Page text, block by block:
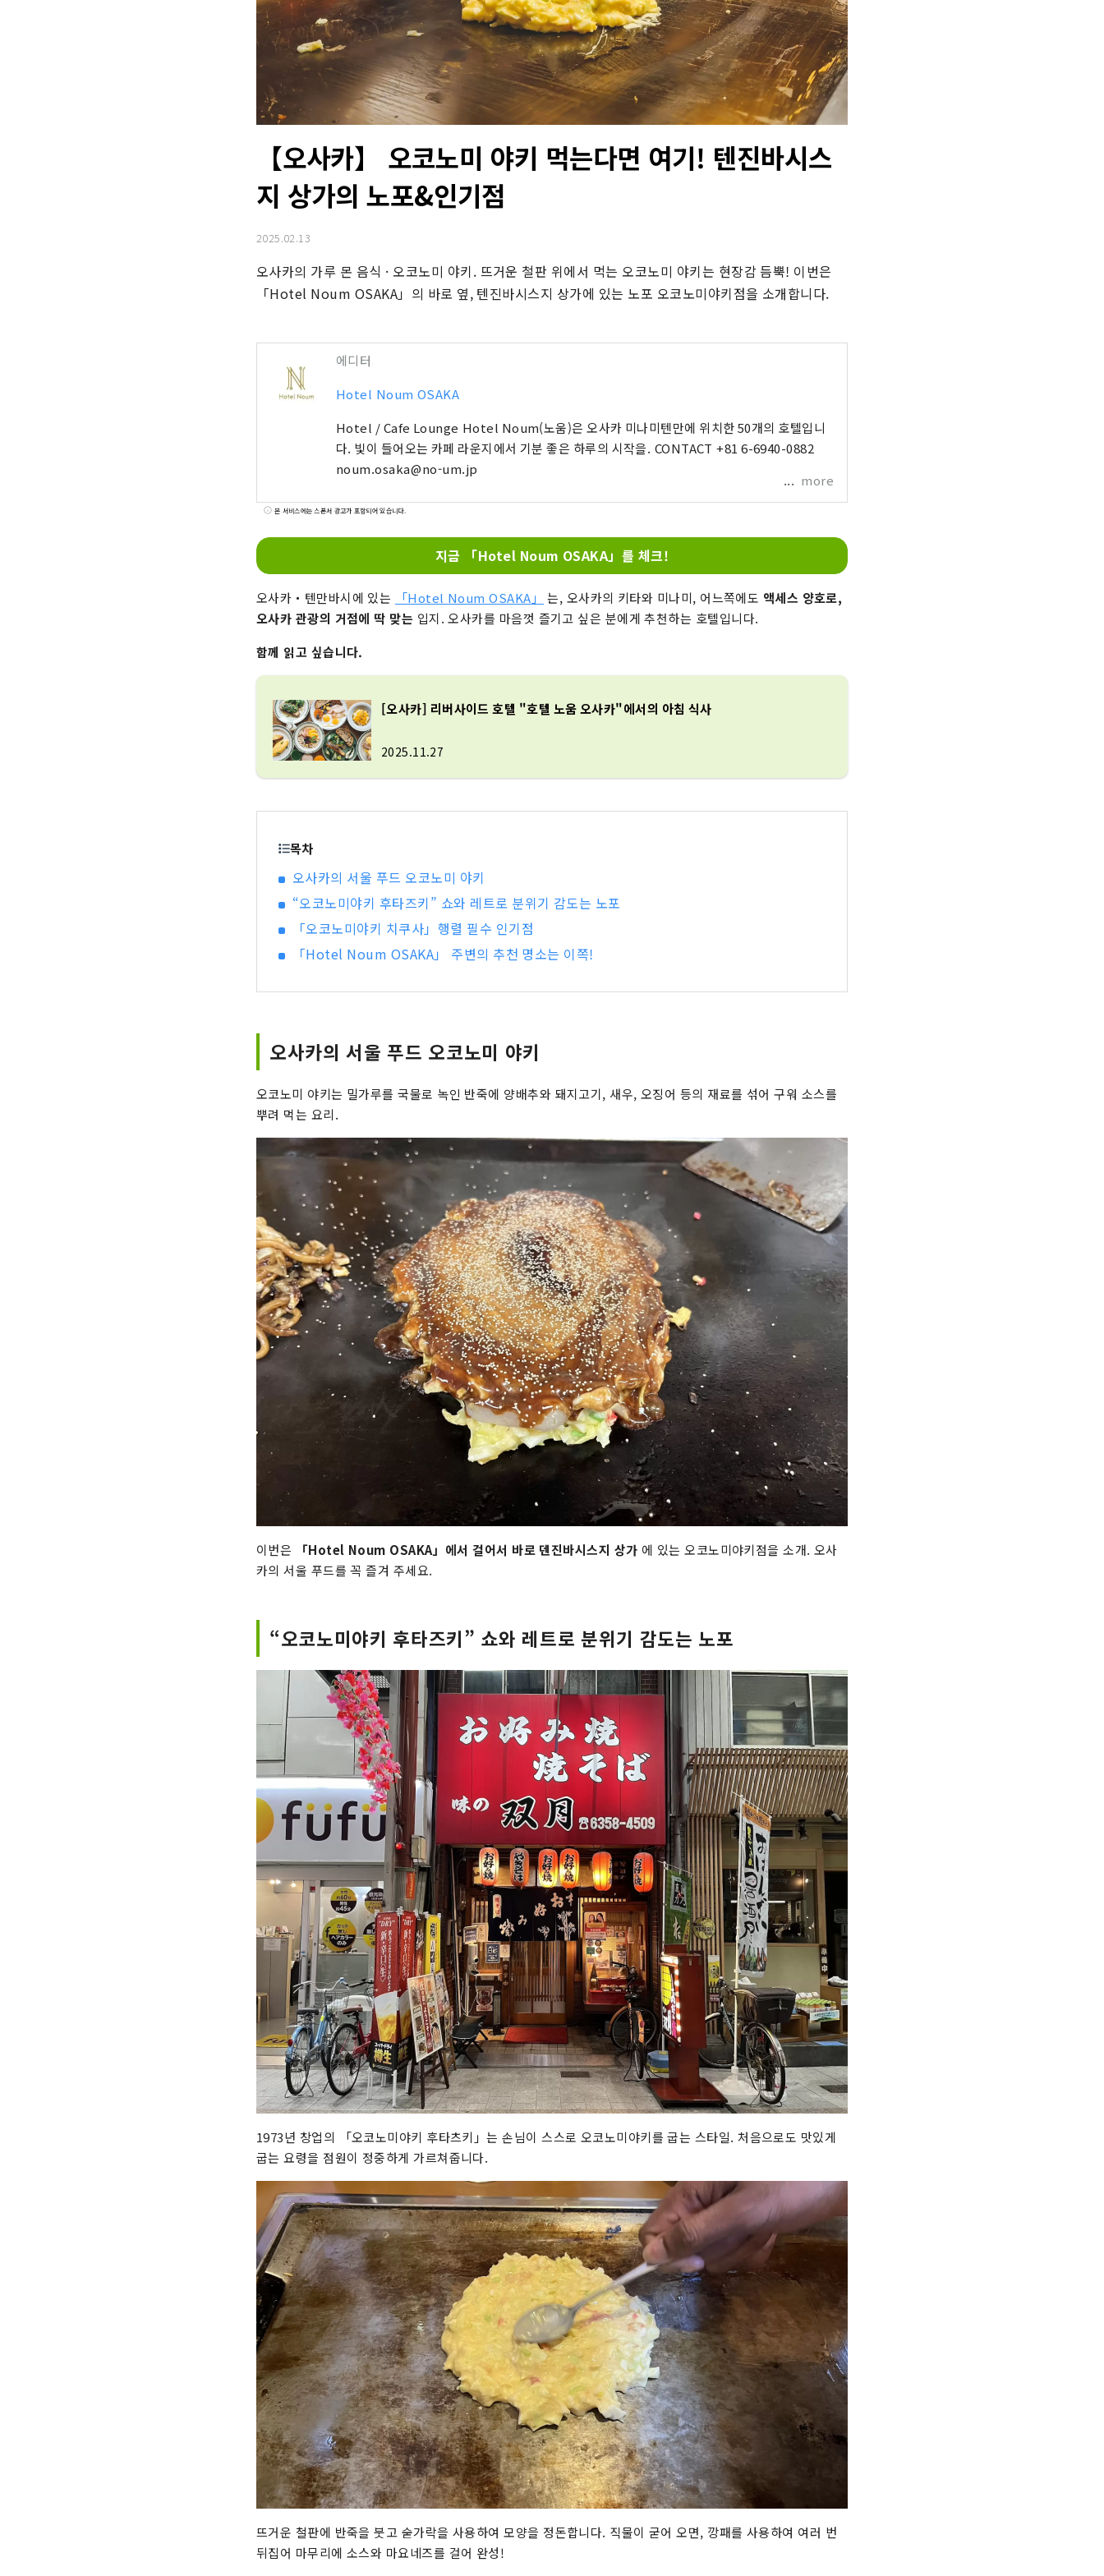
【오사카】 오코노미 야키 먹는다면 여기! 텐진바시스
지 상가의 노포&인기점
2025.02.13
오사카의 가루 몬 음식 · 오코노미 야키. 뜨거운 철판 위에서 먹는 오코노미 야키는 현장감 듬뿍! 이번은
「Hotel Noum OSAKA」의 바로 옆, 텐진바시스지 상가에 있는 노포 오코노미야키점을 소개합니다.
에디터
Hotel Noum OSAKA
Hotel / Cafe Lounge Hotel Noum(노움)은 오사카 미나미텐만에 위치한 50개의 호텔입니
다. 빛이 들어오는 카페 라운지에서 기분 좋은 하루의 시작을. CONTACT +81 6-6940-0882
noum.osaka@no-um.jp
more
본 서비스에는 스폰서 광고가 포함되어 있습니다.
지금 「Hotel Noum OSAKA」를 체크!
오사카・텐만바시에 있는 「Hotel Noum OSAKA」 는, 오사카의 키타와 미나미, 어느쪽에도 액세스 양호로,
오사카 관광의 거점에 딱 맞는 입지. 오사카를 마음껏 즐기고 싶은 분에게 추천하는 호텔입니다.
함께 읽고 싶습니다.
[오사카] 리버사이드 호텔 "호텔 노움 오사카"에서의 아침 식사
2025.11.27
목차
오사카의 서울 푸드 오코노미 야키
“오코노미야키 후타즈키” 쇼와 레트로 분위기 감도는 노포
「오코노미야키 치쿠사」행렬 필수 인기점
「Hotel Noum OSAKA」 주변의 추천 명소는 이쪽!
오사카의 서울 푸드 오코노미 야키
오코노미 야키는 밀가루를 국물로 녹인 반죽에 양배추와 돼지고기, 새우, 오징어 등의 재료를 섞어 구워 소스를
뿌려 먹는 요리.
이번은 「Hotel Noum OSAKA」에서 걸어서 바로 덴진바시스지 상가 에 있는 오코노미야키점을 소개. 오사
카의 서울 푸드를 꼭 즐겨 주세요.
“오코노미야키 후타즈키” 쇼와 레트로 분위기 감도는 노포
1973년 창업의 「오코노미야키 후타츠키」는 손님이 스스로 오코노미야키를 굽는 스타일. 처음으로도 맛있게
굽는 요령을 점원이 정중하게 가르쳐줍니다.
뜨거운 철판에 반죽을 붓고 숟가락을 사용하여 모양을 정돈합니다. 직물이 굳어 오면, 깡패를 사용하여 여러 번
뒤집어 마무리에 소스와 마요네즈를 걸어 완성!